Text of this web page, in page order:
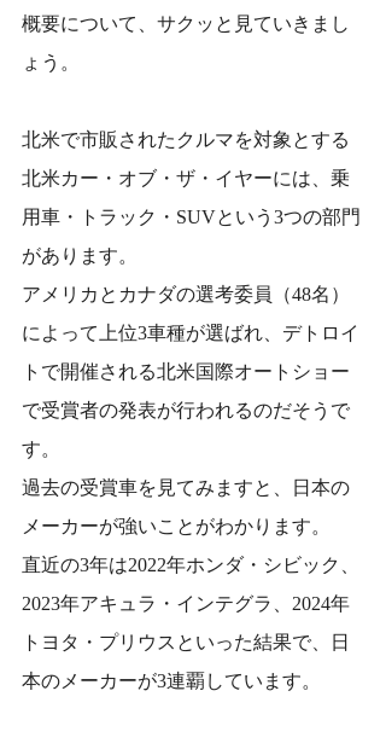
概要について、サクッと見ていきまし
ょう。
北米で市販されたクルマを対象とする
北米カー・オブ・ザ・イヤーには、乗
用車・トラック・SUVという3つの部門
があります。
アメリカとカナダの選考委員（48名）
によって上位3車種が選ばれ、デトロイ
トで開催される北米国際オートショー
で受賞者の発表が行われるのだそうで
す。
過去の受賞車を見てみますと、日本の
メーカーが強いことがわかります。
直近の3年は2022年ホンダ・シビック、
2023年アキュラ・インテグラ、2024年
トヨタ・プリウスといった結果で、日
本のメーカーが3連覇しています。